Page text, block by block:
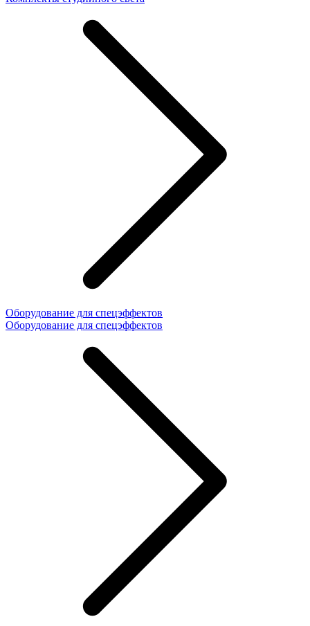
Оборудование для спецэффектов
Оборудование для спецэффектов